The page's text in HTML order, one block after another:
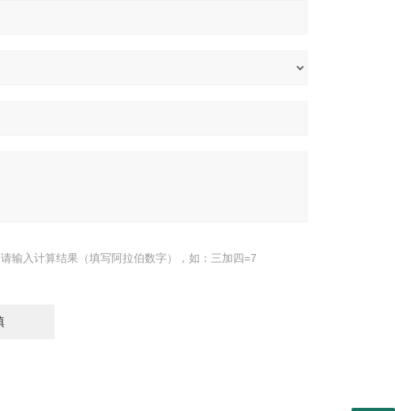
请输入计算结果（填写阿拉伯数字），如：三加四=7